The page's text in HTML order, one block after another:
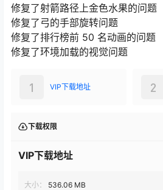
修复了射箭路径上金色水果的问题
修复了弓的手部旋转问题
修复了排行榜前 50 名动画的问题
修复了环境加载的视觉问题
VIP下载地址
1 2
下载权限
VIP下载地址
大小：
536.06 MB